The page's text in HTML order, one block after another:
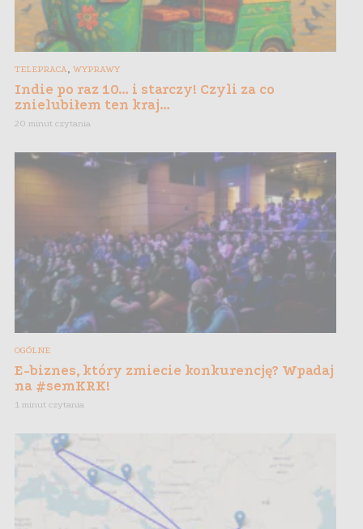
TELEPRACA, WYPRAWY
Indie po raz 10… i starczy! Czyli za co
znielubiłem ten kraj…
20 minut czytania
OGÓLNE
E-biznes, który zmiecie konkurencję? Wpadaj
na #semKRK!
1 minut czytania